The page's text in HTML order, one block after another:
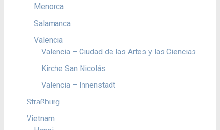
Menorca
Salamanca
Valencia
Valencia – Ciudad de las Artes y las Ciencias
Kirche San Nicolás
Valencia – Innenstadt
Straßburg
Vietnam